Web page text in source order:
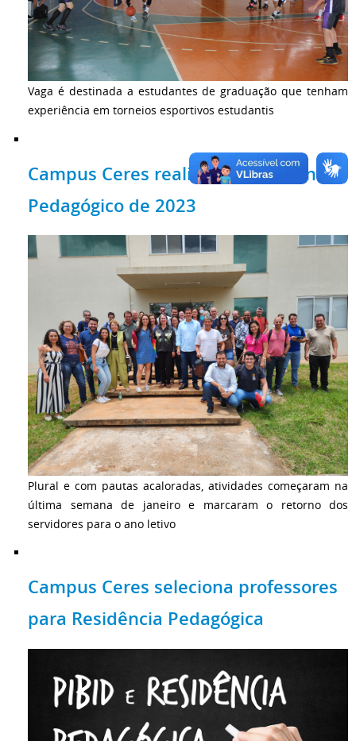
Vaga é destinada a estudantes de graduação que tenham
experiência em torneios esportivos estudantis
Campus Ceres realiza Planejamento
Pedagógico de 2023
Plural e com pautas acaloradas, atividades começaram na
última semana de janeiro e marcaram o retorno dos
servidores para o ano letivo
Campus Ceres seleciona professores
para Residência Pedagógica